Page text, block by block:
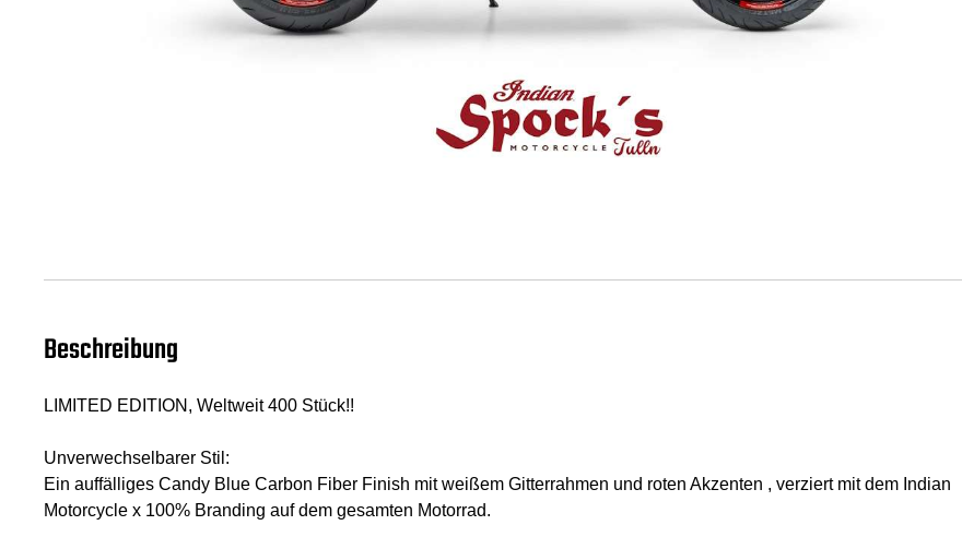
Beschreibung
LIMITED EDITION, Weltweit 400 Stück!!
Unverwechselbarer Stil:
Ein auffälliges Candy Blue Carbon Fiber Finish mit weißem Gitterrahmen und roten Akzenten , verziert mit dem Indian
Motorcycle x 100% Branding auf dem gesamten Motorrad.